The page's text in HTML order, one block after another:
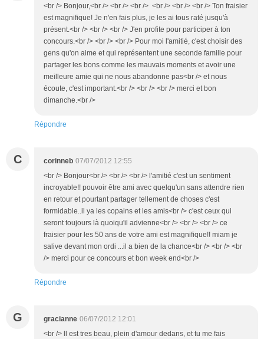
<br /> Bonjour,<br /> <br /> <br /> <br /> <br /> <br /> Ton fraisier
est magnifique! Je n'en fais plus, je les ai tous raté jusqu'à
présent.<br /> <br /> <br /> J'en profite pour participer à ton
concours.<br /> <br /> <br /> Pour moi l'amitié, c'est choisir des
gens qu'on aime et qui représentent une seconde famille pour
partager les bons comme les mauvais moments et avoir une
meilleure amie qui ne nous abandonne pas<br /> et nous
écoute, c'est important.<br /> <br /> <br /> merci et bon
dimanche.<br />
Répondre
C corinneb 07/07/2012 12:55
<br /> Bonjour<br /> <br /> <br /> l'amitié c'est un sentiment
incroyable!! pouvoir être ami avec quelqu'un sans attendre rien
en retour et pourtant partager tellement de choses c'est
formidable..il ya les copains et les amis<br /> c'est ceux qui
seront toujours là quoiqu'il advienne<br /> <br /> <br /> ce
fraisier pour les 50 ans de votre ami est magnifique!! miam je
salive devant mon ordi ...il a bien de la chance<br /> <br /> <br
/> merci pour ce concours et bon week end<br />
Répondre
G gracianne 06/07/2012 12:01
<br /> ll est tres beau, plein d'amour dedans, et tu me fais